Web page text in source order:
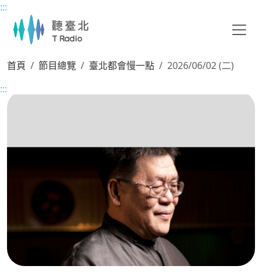
主要內容區塊
:::
首頁 節目總覽 臺北都會慢一點
2026/06/02 (二)
:::